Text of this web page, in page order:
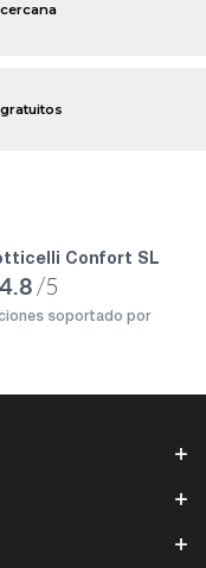
Confort SL
4.8 /5
soportado por